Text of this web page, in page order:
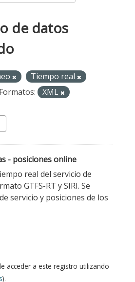
de datos
Tiempo real
Formatos:
XML
- posiciones online
real del servicio de
GTFS-RT y SIRI. Se
servicio y posiciones de los
acceder a este registro utilizando
).